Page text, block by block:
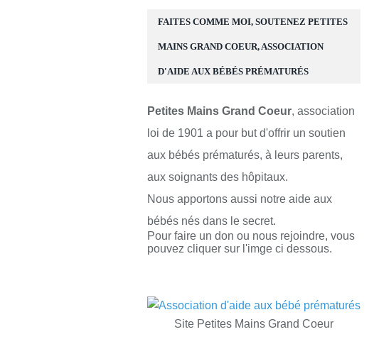
FAITES COMME MOI, SOUTENEZ PETITES
MAINS GRAND COEUR, ASSOCIATION
D'AIDE AUX BÉBÉS PRÉMATURÉS
Petites Mains Grand Coeur, association
loi de 1901 a pour but d'offrir un soutien
aux bébés prématurés, à leurs parents,
aux soignants des hôpitaux.
Nous apportons aussi notre aide aux
bébés nés dans le secret.
Pour faire un don ou nous rejoindre, vous
pouvez cliquer sur l'imge ci dessous.
Site Petites Mains Grand Coeur